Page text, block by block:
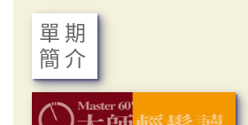
單期
簡介